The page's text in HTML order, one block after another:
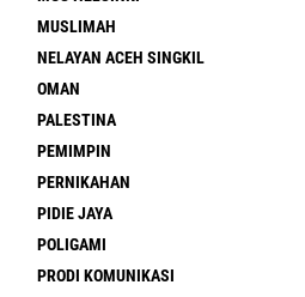
MUSLIMAH
NELAYAN ACEH SINGKIL
OMAN
PALESTINA
PEMIMPIN
PERNIKAHAN
PIDIE JAYA
POLIGAMI
PRODI KOMUNIKASI